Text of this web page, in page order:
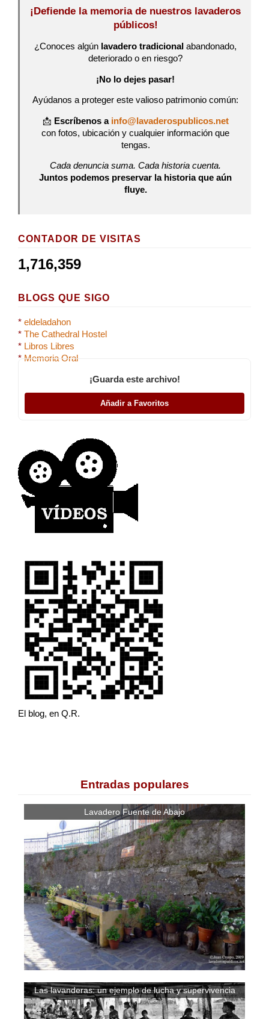
¡Defiende la memoria de nuestros lavaderos
públicos!
¿Conoces algún lavadero tradicional abandonado,
deteriorado o en riesgo?
¡No lo dejes pasar!
Ayúdanos a proteger este valioso patrimonio común:
📩 Escríbenos a info@lavaderospublicos.net
con fotos, ubicación y cualquier información que
tengas.
Cada denuncia suma. Cada historia cuenta.
Juntos podemos preservar la historia que aún
fluye.
CONTADOR DE VISITAS
1,716,359
BLOGS QUE SIGO
* eldeladahon
* The Cathedral Hostel
* Libros Libres
* Memoria Oral
¡Guarda este archivo!
Añadir a Favoritos
El blog, en Q.R.
Entradas populares
Lavadero Fuente de Abajo
Las lavanderas: un ejemplo de lucha y supervivencia